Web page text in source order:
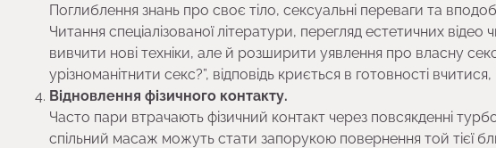
Поглиблення знань про своє тіло, сексуальні переваги та
Читання спеціалізованої літератури, перегляд естетичних
вивчити нові техніки, але й розширити уявлення про власну
урізноманітнити секс?”, відповідь криється в готовності
Відновлення фізичного контакту.
Часто пари втрачають фізичний контакт через повсякденні
спільний масаж можуть стати запорукою повернення той тієї